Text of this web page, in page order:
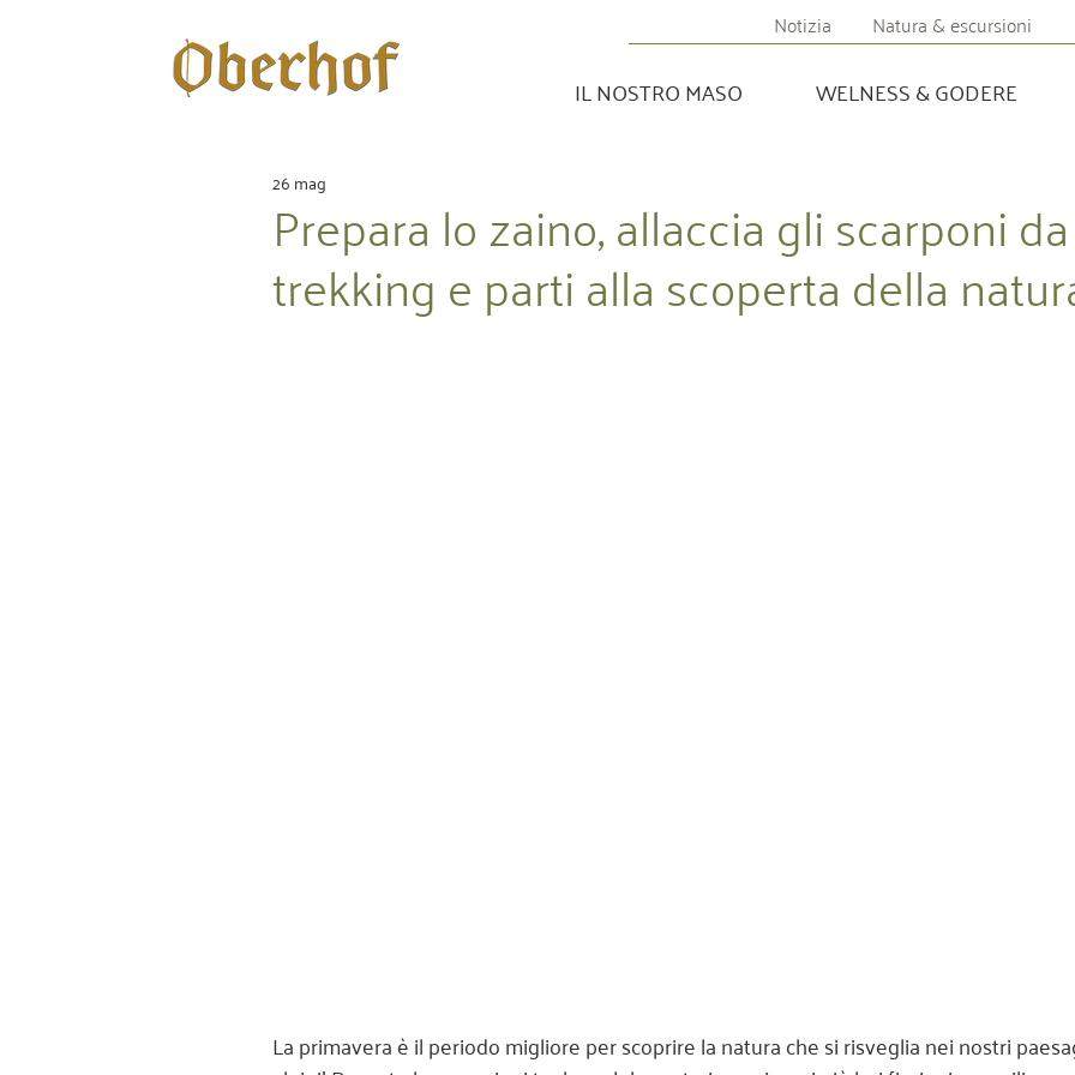
Natura & escursioni
Notizia
IL NOSTRO MASO WELNESS & GODERE
Prepara lo zaino, allaccia gli scarponi da
trekking e parti alla scoperta della
26 mag
La primavera è il periodo migliore per scoprire la natura che si risveglia nei nostri